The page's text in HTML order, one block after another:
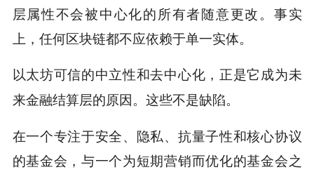
层属性不会被中心化的所有者随意更改。事实
上，任何区块链都不应依赖于单一实体。
以太坊可信的中立性和去中心化，正是它成为未
来金融结算层的原因。这些不是缺陷。
在一个专注于安全、隐私、抗量子性和核心协议
的基金会，与一个为短期营销而优化的基金会之